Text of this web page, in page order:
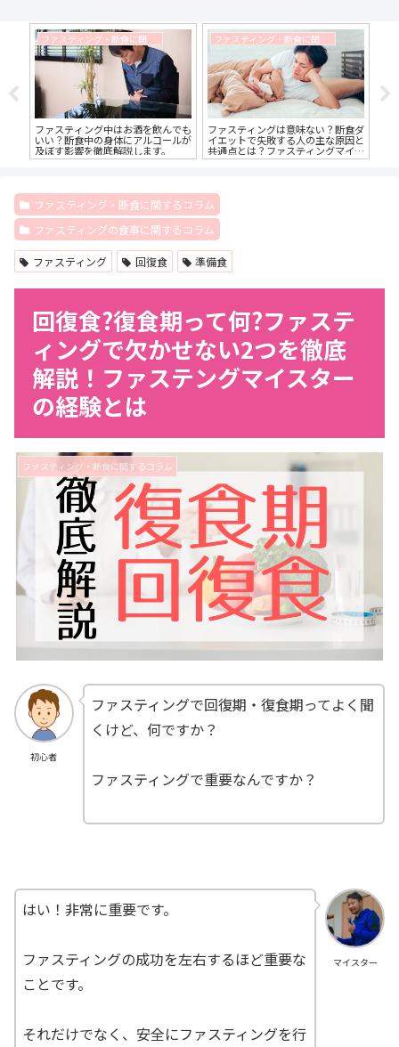
ファスティング・断食に関するコラム
ファスティング中はお酒を飲んでも
いい？断食中の身体にアルコールが
及ぼす影響を徹底解説します。
ファスティング・断食に関するコラム
ファスティングは意味ない？断食ダ
イエットで失敗する人の主な原因と
共通点とは？ファスティングマイス
ターが解説します！
ファスティング・断食に関するコラム
ファスティングの食事に関するコラム
ファスティング 回復食 準備食
回復食?復食期って何?ファステ
ィングで欠かせない2つを徹底
解説！ファステングマイスター
の経験とは
ファスティング・断食に関するコラム
初心者
ファスティングで回復期・復食期ってよく聞
くけど、何ですか？
ファスティングで重要なんですか？
マイスター
はい！非常に重要です。
ファスティングの成功を左右するほど重要な
ことです。
それだけでなく、安全にファスティングを行